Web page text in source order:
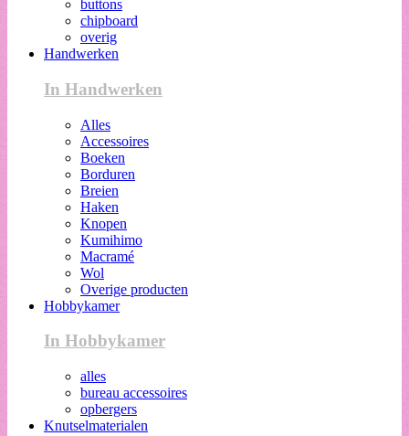
buttons
chipboard
overig
Handwerken
In Handwerken
Alles
Accessoires
Boeken
Borduren
Breien
Haken
Knopen
Kumihimo
Macramé
Wol
Overige producten
Hobbykamer
In Hobbykamer
alles
bureau accessoires
opbergers
Knutselmaterialen